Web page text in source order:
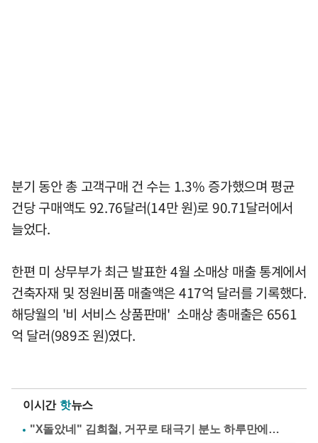
분기 동안 총 고객구매 건 수는 1.3% 증가했으며 평균
건당 구매액도 92.76달러(14만 원)로 90.71달러에서
늘었다.
한편 미 상무부가 최근 발표한 4월 소매상 매출 통계에서
건축자재 및 정원비품 매출액은 417억 달러를 기록했다.
해당월의 '비 서비스 상품판매' 소매상 총매출은 6561
억 달러(989조 원)였다.
이시간 핫뉴스
"X돌았네" 김희철, 거꾸로 태극기 분노 하루만에…